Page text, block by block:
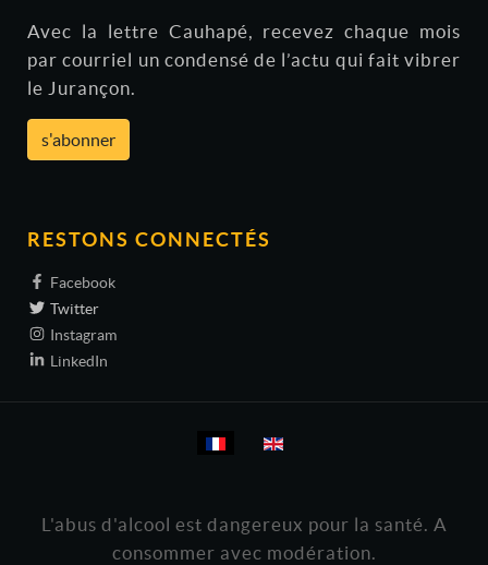
Avec la lettre Cauhapé, recevez chaque mois
par courriel un condensé de l’actu qui fait vibrer
le Jurançon.
s'abonner
RESTONS CONNECTÉS
Facebook
Twitter
Instagram
LinkedIn
Sélectionnez votre langue
L'abus d'alcool est dangereux pour la santé. A
consommer avec modération.